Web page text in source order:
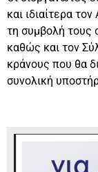
και ιδιαίτερα
τη συμβολή τους
καθώς και τον
κράνους που θα
συνολική